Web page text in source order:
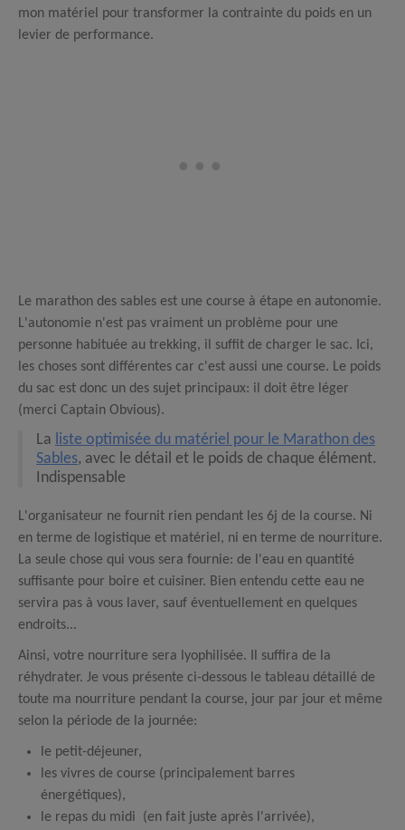
mon matériel pour transformer la contrainte du poids en un
levier de performance.
Le marathon des sables est une course à étape en autonomie.
L'autonomie n'est pas vraiment un problème pour une
personne habituée au trekking, il suffit de charger le sac. Ici,
les choses sont différentes car c'est aussi une course. Le poids
du sac est donc un des sujet principaux: il doit être léger
(merci Captain Obvious).
La liste optimisée du matériel pour le Marathon des
Sables, avec le détail et le poids de chaque élément.
Indispensable
L'organisateur ne fournit rien pendant les 6j de la course. Ni
en terme de logistique et matériel, ni en terme de nourriture.
La seule chose qui vous sera fournie: de l'eau en quantité
suffisante pour boire et cuisiner. Bien entendu cette eau ne
servira pas à vous laver, sauf éventuellement en quelques
endroits...
Ainsi, votre nourriture sera lyophilisée. Il suffira de la
réhydrater. Je vous présente ci-dessous le tableau détaillé de
toute ma nourriture pendant la course, jour par jour et même
selon la période de la journée:
le petit-déjeuner,
les vivres de course (principalement barres
énergétiques),
le repas du midi (en fait juste après l'arrivée),